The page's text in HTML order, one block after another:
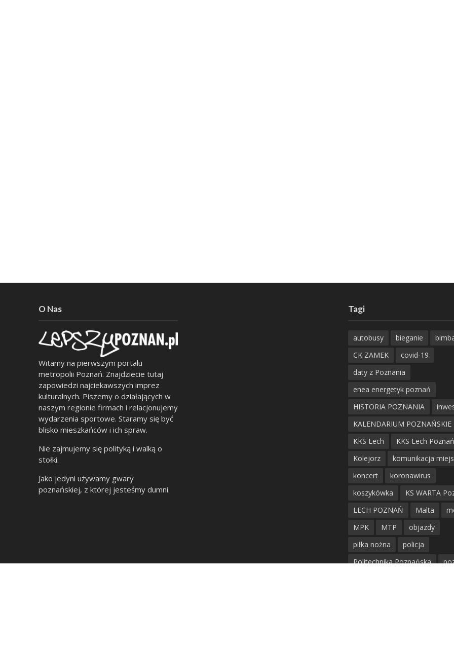
O Nas
Witamy na pierwszym portalu
metropolii Poznań. Znajdziecie tutaj
zapowiedzi najciekawszych imprez
kulturalnych. Piszemy o działających w
naszym regionie firmach i relacjonujemy
wydarzenia sportowe. Staramy się być
blisko mieszkańców i ich spraw.
Nie zajmujemy się polityką i walką o
stołki.
Jako jedyni używamy gwary
poznańskiej, z której jesteśmy dumni.
Tagi
autobusy bieganie
CK ZAMEK
covid-19
daty z Poznania
enea energetyk poznań
HISTORIA POZNANIA
KALENDARIUM POZNAŃSKIE
KKS Lech
KKS Lech Poznań
Kolejorz
komunikacja
koncert
koronawirus
koszykówka
KS WARTA
LECH POZNAŃ
Malta
MPK
MTP
objazdy
piłka nożna
policja
Politechnika Poznańska